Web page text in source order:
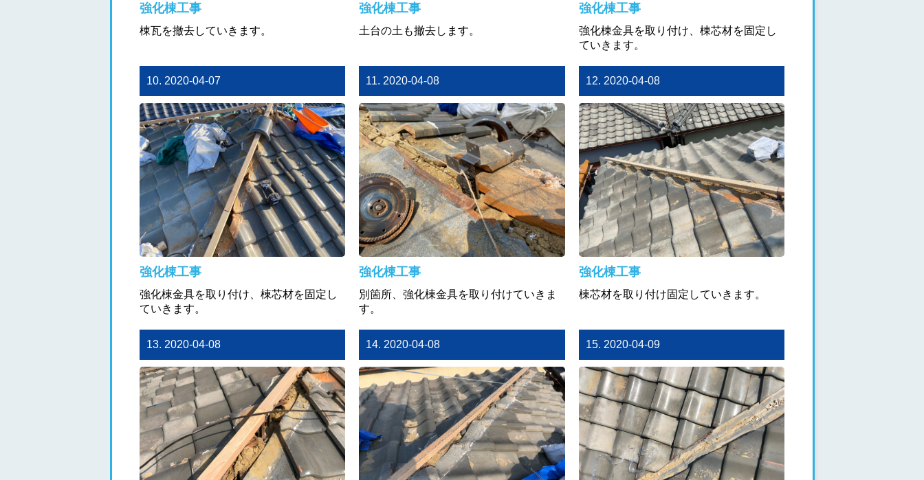
強化棟工事
棟瓦を撤去していきます。
強化棟工事
土台の土も撤去します。
強化棟工事
強化棟金具を取り付け、棟芯材を固定し
ていきます。
10. 2020-04-07
強化棟工事
強化棟金具を取り付け、棟芯材を固定し
ていきます。
11. 2020-04-08
強化棟工事
別箇所、強化棟金具を取り付けていきま
す。
12. 2020-04-08
強化棟工事
棟芯材を取り付け固定していきます。
13. 2020-04-08 14. 2020-04-08 15. 2020-04-09